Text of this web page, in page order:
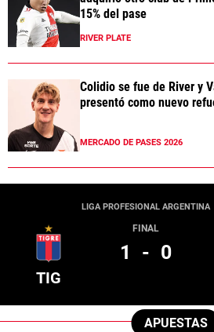
15% del pase
RIVER PLATE
Colidio se fue de River y
presentó como nuevo
MERCADO DE PASES 2026
LIGA PROFESIONAL ARGENTINA
TIG
FINAL
1 - 0
APUESTAS